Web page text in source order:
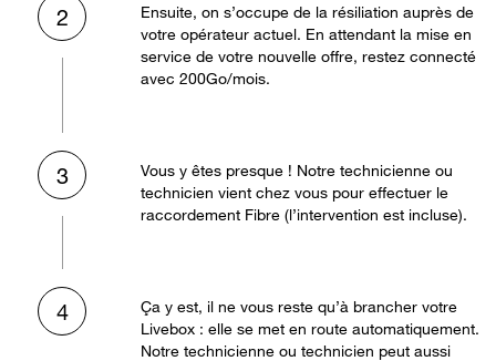
2
Ensuite, on s’occupe de la résiliation auprès de
votre opérateur actuel. En attendant la mise en
service de votre nouvelle offre, restez connecté
avec 200Go/mois.
3
Vous y êtes presque ! Notre technicienne ou
technicien vient chez vous pour effectuer le
raccordement Fibre (l’intervention est incluse).
4
Ça y est, il ne vous reste qu’à brancher votre
Livebox : elle se met en route automatiquement.
Notre technicienne ou technicien peut aussi